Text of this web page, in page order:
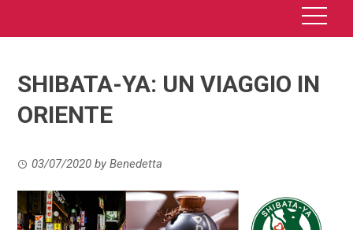
SHIBATA-YA: UN VIAGGIO IN
ORIENTE
03/07/2020 byBenedetta